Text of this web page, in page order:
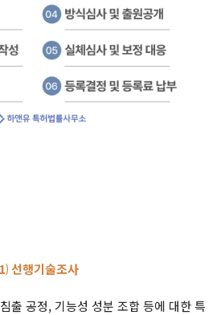
선행기술조사
출 공정, 기능성 성분 조합 등에 대한 특